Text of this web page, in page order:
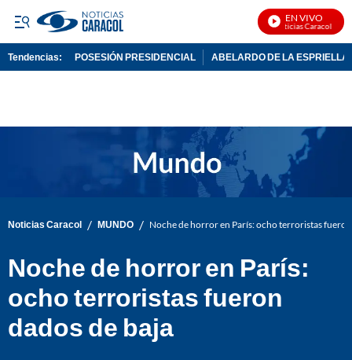
EN VIVO
Noticias Caracol En
Tendencias: POSESIÓN PRESIDENCIAL ABELARDO DE LA ESPRIELLA
Noticias Caracol / MUNDO / Noche de horror en París: ocho terroristas
Noche de horror en París:
ocho terroristas fueron
dados de baja